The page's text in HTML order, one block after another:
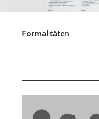
Formalitäten